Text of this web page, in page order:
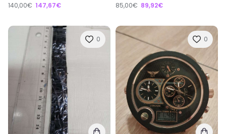
140,00€ 147,67€ 85,00€ 89,92€
0 0